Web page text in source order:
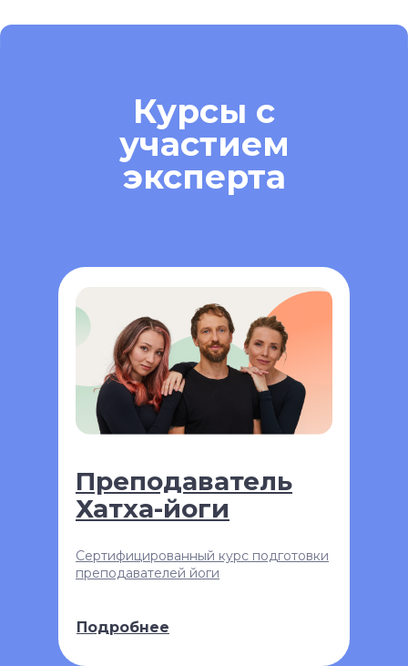
Курсы с
участием
эксперта
Преподаватель
Хатха-йоги
Сертифицированный курс подготовки
преподавателей йоги
Подробнее